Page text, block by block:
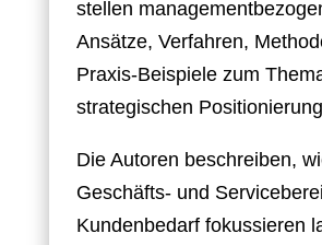
stellen
Ansätze, Verfahren,
Praxis-Beispiele zum
strategischen
Die Autoren beschreiben,
Geschäfts- und
Kundenbedarf fokussieren